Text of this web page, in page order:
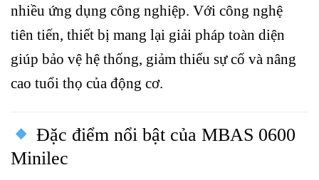
nhiều ứng dụng công nghiệp. Với công nghệ
tiên tiến, thiết bị mang lại giải pháp toàn diện
giúp bảo vệ hệ thống, giảm thiểu sự cố và nâng
cao tuổi thọ của động cơ.
Đặc điểm nổi bật của MBAS 0600
Minilec